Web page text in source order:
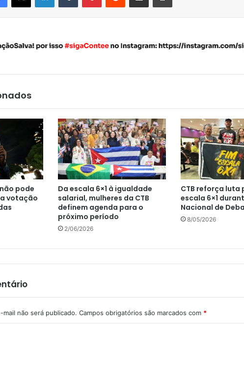
pode
votação
Da escala 6×1 à igualdade
salarial, mulheres da CTB
definem agenda para o
próximo período
2/06/2026
CTB reforça luta
escala 6×1
Nacional de
8/05/2026
não será publicado. Campos obrigatórios são marcados com *